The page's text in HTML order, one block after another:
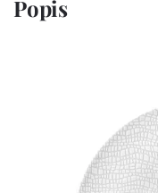
Popis